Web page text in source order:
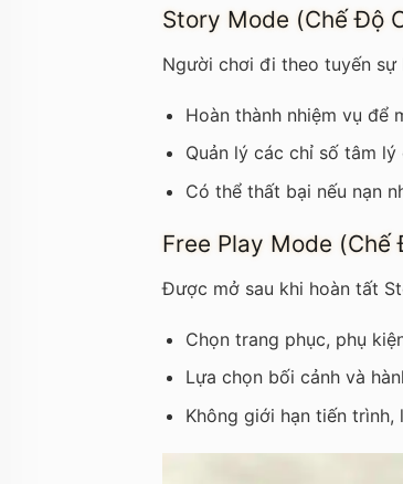
Story Mode (Chế Độ
Người chơi đi theo tuyến
Hoàn thành nhiệm vụ để
Quản lý các chỉ số tâm lý
Có thể thất bại nếu nạn
Free Play Mode (Chế
Được mở sau khi hoàn tất
Chọn trang phục, phụ
Lựa chọn bối cảnh và
Không giới hạn tiến